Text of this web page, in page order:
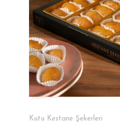
Kutu Kestane Şekerleri